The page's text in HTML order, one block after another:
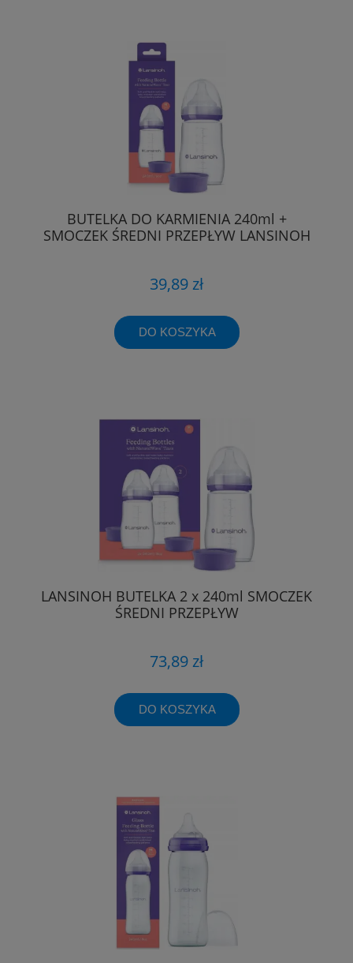
BUTELKA DO KARMIENIA 240ml +
SMOCZEK ŚREDNI PRZEPŁYW LANSINOH
39,89 zł
DO KOSZYKA
LANSINOH BUTELKA 2 x 240ml SMOCZEK
ŚREDNI PRZEPŁYW
73,89 zł
DO KOSZYKA